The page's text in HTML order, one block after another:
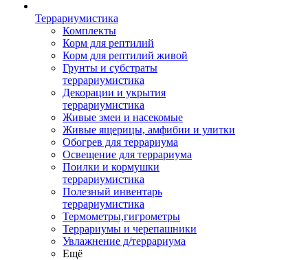
Террариумистика
Комплекты
Корм для рептилий
Корм для рептилий живой
Грунты и субстраты
террариумистика
Декорации и укрытия
террариумистика
Живые змеи и насекомые
Живые ящерицы, амфибии и улитки
Обогрев для террариума
Освещение для террариума
Поилки и кормушки
террариумистика
Полезный инвентарь
террариумистика
Термометры,гигрометры
Террариумы и черепашники
Увлажнение д/террариума
Ещё